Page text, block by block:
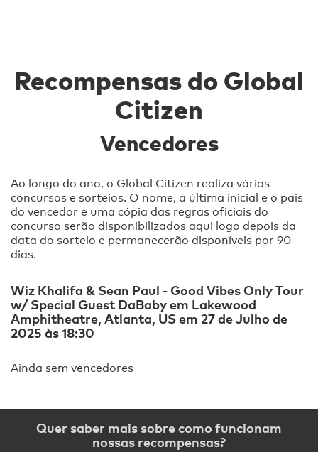
Recompensas do Global
Citizen
Vencedores
Ao longo do ano, o Global Citizen realiza vários
concursos e sorteios. O nome, a última inicial e o país
do vencedor e uma cópia das regras oficiais do
concurso serão disponibilizados aqui logo depois da
data do sorteio e permanecerão disponíveis por 90
dias.
Wiz Khalifa & Sean Paul - Good Vibes Only Tour
w/ Special Guest DaBaby em Lakewood
Amphitheatre, Atlanta, US em 27 de Julho de
2025 às 18:30
Ainda sem vencedores
Quer saber mais sobre como funcionam
nossas recompensas?